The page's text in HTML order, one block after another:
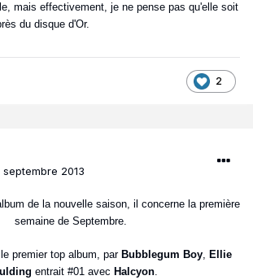
mais effectivement, je ne pense pas qu'elle soit
du disque d'Or.
2
septembre 2013
de la nouvelle saison, il concerne la première
semaine de Septembre.
premier top album, par Bubblegum Boy, Ellie
entrait #01 avec Halcyon.